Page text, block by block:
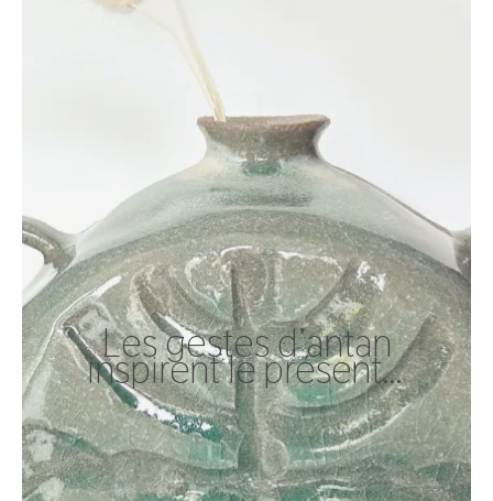
Les gestes d’antan
inspirent le présent…